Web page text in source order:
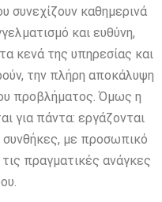
συνεχίζουν καθημερινά
και ευθύνη,
κενά της υπηρεσίας και
την πλήρη αποκάλυψη
προβλήματος. Όμως η
για πάντα: εργάζονται
με προσωπικό
πραγματικές ανάγκες